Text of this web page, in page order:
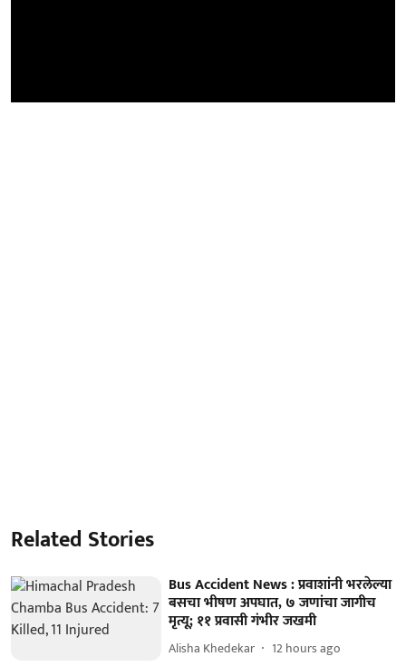
Related Stories
Bus Accident News : प्रवाशांनी भरलेल्या
बसचा भीषण अपघात, ७ जणांचा जागीच
मृत्यू; ११ प्रवासी गंभीर जखमी
Alisha Khedekar 12 hours ago